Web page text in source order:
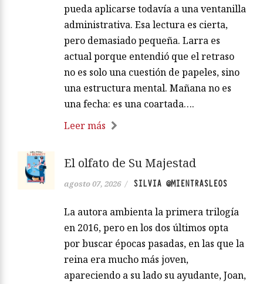
pueda aplicarse todavía a una ventanilla
administrativa. Esa lectura es cierta,
pero demasiado pequeña. Larra es
actual porque entendió que el retraso
no es solo una cuestión de papeles, sino
una estructura mental. Mañana no es
una fecha: es una coartada….
Leer más
El olfato de Su Majestad
agosto 07, 2026 / SILVIA @MIENTRASLEOS
La autora ambienta la primera trilogía
en 2016, pero en los dos últimos opta
por buscar épocas pasadas, en las que la
reina era mucho más joven,
apareciendo a su lado su ayudante, Joan,